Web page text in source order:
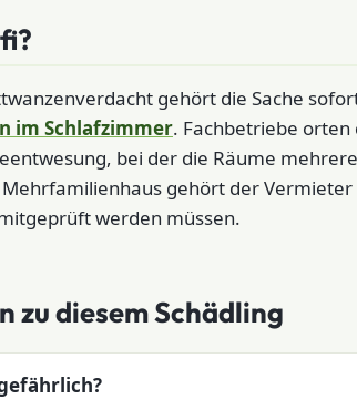
gehört die Sache
im Schlafzimmer. Fachbetriebe
bei der die Räume
gehört der
werden müssen.
zu diesem Schädling